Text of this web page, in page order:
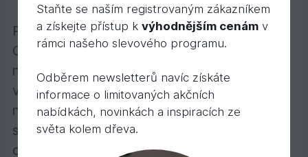
Popis výrobku:
Ochranná olejová lazura je polomatný nátěr
na bázi přírodních olejů na veškeré dřevo ve
vnějších prostorách. S otevřenými póry,
nechá dřevo dýchat, snižuje bobtnání a
sesýchání. Odpuzuje vodu, je mimořádně
odolný vůči povětrnosti a UV záření. Nátěr
Staňte se naším registrovaným zákazníkem
a získejte přístup k výhodnějším cenámv
rámci našeho slevového programu.
Odběrem newsletterů navíc získáte
informace o limitovaných akčních
nabídkách, novinkách a inspiracích ze
světa kolem dřeva.